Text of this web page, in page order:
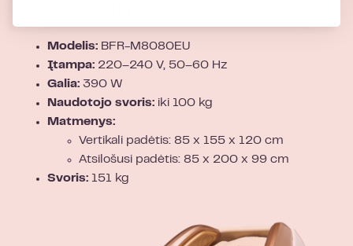
Modelis: BFR-M8080EU
Įtampa: 220–240 V, 50–60 Hz
Galia: 390 W
Naudotojo svoris: iki 100 kg
Matmenys:
Vertikali padėtis: 85 x 155 x 120 cm
Atsilošusi padėtis: 85 x 200 x 99 cm
Svoris: 151 kg